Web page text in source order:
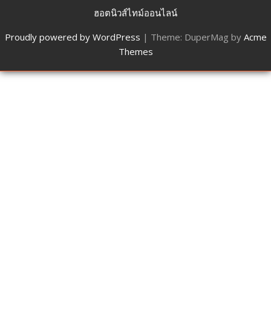
ฮอตนิวส์ไทม์ออนไลน์
Proudly powered by WordPress | Theme: DuperMag by Acme
Themes